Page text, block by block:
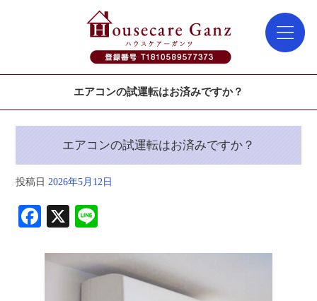
エアコンの試運転はお済みですか？
エアコンの試運転はお済みですか？
投稿日 2026年5月12日
Fa
bo
X